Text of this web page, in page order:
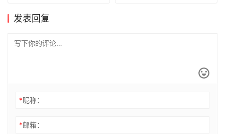
发表回复
*昵称：
*邮箱：